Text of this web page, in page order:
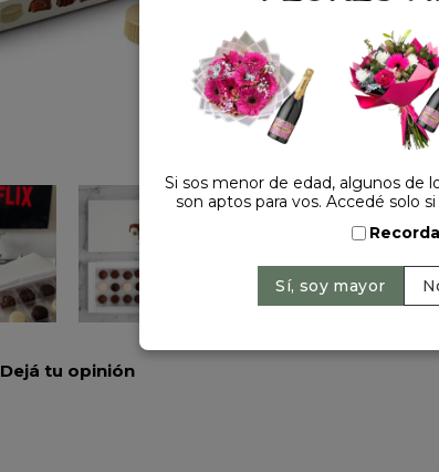
Dejá tu opinión
Si sos menor de edad, algunos de
son aptos para vos. Accedé solo